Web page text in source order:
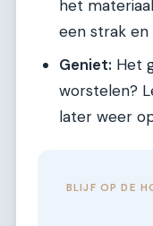
het
een strak en
Geniet: Het
worstelen?
later weer
BLIJF OP DE